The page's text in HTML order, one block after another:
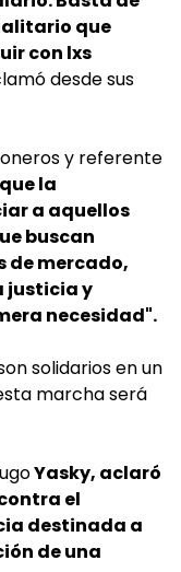
que
con lxs
desde sus
y referente
la
a aquellos
buscan
de mercado,
justicia y
necesidad".
solidarios en un
marcha será
Yasky, aclaró
el
destinada a
de una